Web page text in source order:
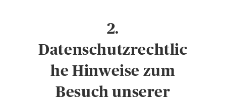
2.
Datenschutzrechtlic
he Hinweise zum
Besuch unserer